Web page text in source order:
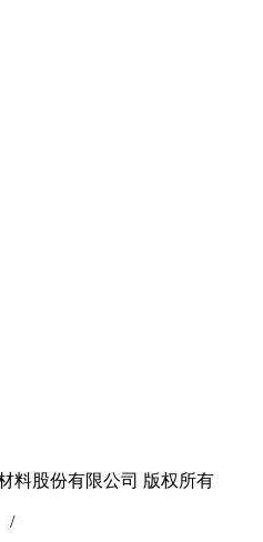
料股份有限公司 版权所有
/